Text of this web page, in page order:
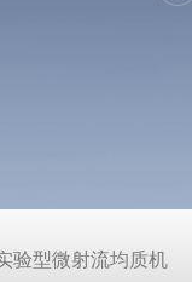
验型微射流均质机